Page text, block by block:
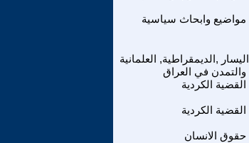
مواضيع وابحاث سياسية
اليسار ,الديمقراطية, العلمانية
والتمدن في العراق
القضية الكردية
القضية الكردية
حقوق الانسان